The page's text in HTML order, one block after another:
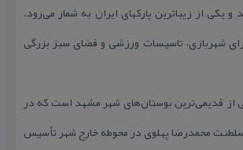
یكی از زیباترین پاركهای ایران به شمار می‌رود.
شهربازی، تاسیسات ورزشی و فضای سبز بزرگی
از قدیمی‌ترین بوستان‌های شهر مشهد است كه در
دوره سلطنت محمدرضا پهلوی در محوطه خارج شهر تأسیس